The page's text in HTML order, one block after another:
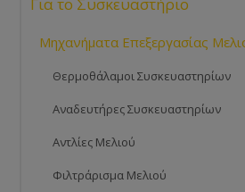
Μηχανήματα Επεξεργασίας
Θερμοθάλαμοι Συσκευαστηρίων
Αναδευτήρες Συσκευαστηρίων
Αντλίες Μελιού
Φιλτράρισμα Μελιού